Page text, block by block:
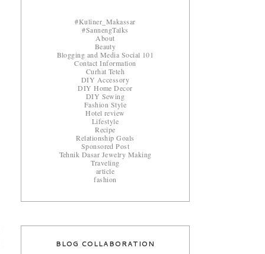
#Kuliner_Makassar
#SannengTalks
About
Beauty
Blogging and Media Social 101
Contact Information
Curhat Teteh
DIY Accessory
DIY Home Decor
DIY Sewing
Fashion Style
Hotel review
Lifestyle
Recipe
Relationship Goals
Sponsored Post
Tehnik Dasar Jewelry Making
Traveling
article
fashion
BLOG COLLABORATION